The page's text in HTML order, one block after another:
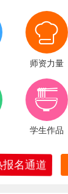
师资力量
学生作品
名通道